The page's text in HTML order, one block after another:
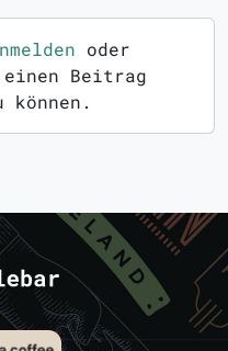
oder
einen Beitrag
können.